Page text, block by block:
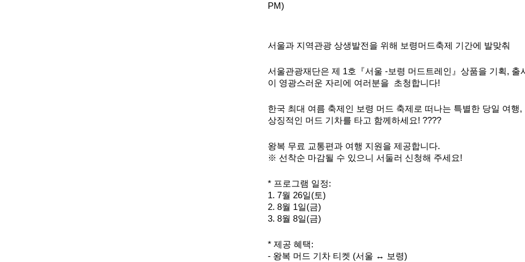
PM)
서울과 지역관광 상생발전을 위해 보령머드축제 기간에 발맞춰
서울관광재단은 제 1호『서울 -보령 머드트레인』상품을 기획, 출
이 영광스러운 자리에 여러분을  초청합니다!
한국 최대 여름 축제인 보령 머드 축제로 떠나는 특별한 당일 여행,
상징적인 머드 기차를 타고 함께하세요! ????
왕복 무료 교통편과 여행 지원을 제공합니다.
※ 선착순 마감될 수 있으니 서둘러 신청해 주세요!
* 프로그램 일정:
1. 7월 26일(토)
2. 8월 1일(금)
3. 8월 8일(금)
* 제공 혜택:
- 왕복 머드 기차 티켓 (서울 ↔ 보령)